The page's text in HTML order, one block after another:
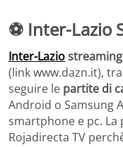
⚽ Inter-Lazio
Inter-Lazio
(link www.dazn.it),
seguire le partite di
Android o Samsung
smartphone e pc.
Rojadirecta TV